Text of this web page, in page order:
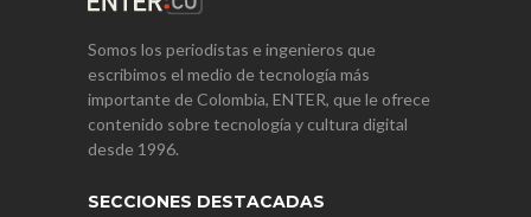
Somos los periodistas e ingenieros que
escribimos el medio de tecnología más
importante de Colombia, ENTER, que le ofrece
contenido sobre tecnología y cultura digital
desde 1996.
SECCIONES DESTACADAS